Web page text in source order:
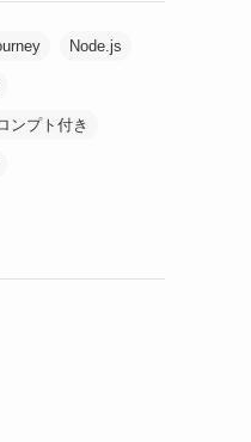
Node.js
ンプト付き